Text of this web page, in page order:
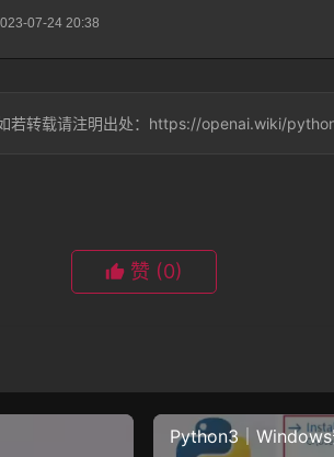
若转载请注明出处：https://openai.wiki/
赞 (0)
Python3｜